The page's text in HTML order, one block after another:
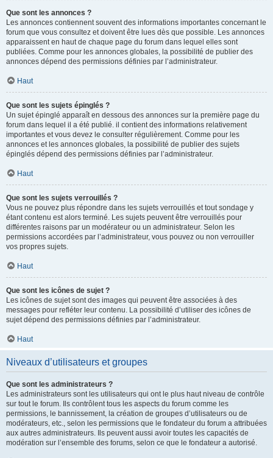
Que sont les annonces ?
Les annonces contiennent souvent des informations importantes concernant le
forum que vous consultez et doivent être lues dès que possible. Les annonces
apparaissent en haut de chaque page du forum dans lequel elles sont
publiées. Comme pour les annonces globales, la possibilité de publier des
annonces dépend des permissions définies par l’administrateur.
Haut
Que sont les sujets épinglés ?
Un sujet épinglé apparaît en dessous des annonces sur la première page du
forum dans lequel il a été publié. il contient des informations relativement
importantes et vous devez le consulter régulièrement. Comme pour les
annonces et les annonces globales, la possibilité de publier des sujets
épinglés dépend des permissions définies par l’administrateur.
Haut
Que sont les sujets verrouillés ?
Vous ne pouvez plus répondre dans les sujets verrouillés et tout sondage y
étant contenu est alors terminé. Les sujets peuvent être verrouillés pour
différentes raisons par un modérateur ou un administrateur. Selon les
permissions accordées par l’administrateur, vous pouvez ou non verrouiller
vos propres sujets.
Haut
Que sont les icônes de sujet ?
Les icônes de sujet sont des images qui peuvent être associées à des
messages pour refléter leur contenu. La possibilité d’utiliser des icônes de
sujet dépend des permissions définies par l’administrateur.
Haut
Niveaux d’utilisateurs et groupes
Que sont les administrateurs ?
Les administrateurs sont les utilisateurs qui ont le plus haut niveau de contrôle
sur tout le forum. Ils contrôlent tous les aspects du forum comme les
permissions, le bannissement, la création de groupes d’utilisateurs ou de
modérateurs, etc., selon les permissions que le fondateur du forum a attribuées
aux autres administrateurs. Ils peuvent aussi avoir toutes les capacités de
modération sur l’ensemble des forums, selon ce que le fondateur a autorisé.